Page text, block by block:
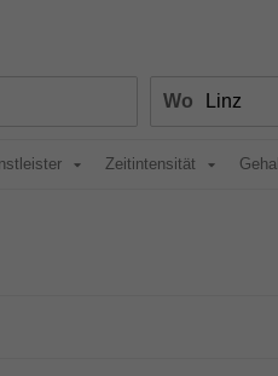
Wo
Zeitintensität